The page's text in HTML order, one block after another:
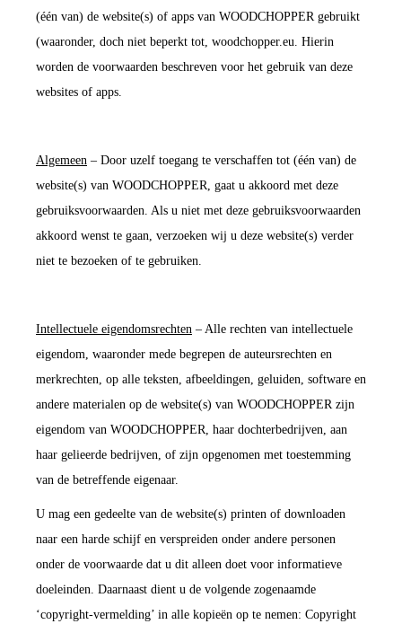
(één van) de website(s) of apps van WOODCHOPPER gebruikt
(waaronder, doch niet beperkt tot, woodchopper.eu. Hierin
worden de voorwaarden beschreven voor het gebruik van deze
websites of apps.
Algemeen – Door uzelf toegang te verschaffen tot (één van) de
website(s) van WOODCHOPPER, gaat u akkoord met deze
gebruiksvoorwaarden. Als u niet met deze gebruiksvoorwaarden
akkoord wenst te gaan, verzoeken wij u deze website(s) verder
niet te bezoeken of te gebruiken.
Intellectuele eigendomsrechten – Alle rechten van intellectuele
eigendom, waaronder mede begrepen de auteursrechten en
merkrechten, op alle teksten, afbeeldingen, geluiden, software en
andere materialen op de website(s) van WOODCHOPPER zijn
eigendom van WOODCHOPPER, haar dochterbedrijven, aan
haar gelieerde bedrijven, of zijn opgenomen met toestemming
van de betreffende eigenaar.
U mag een gedeelte van de website(s) printen of downloaden
naar een harde schijf en verspreiden onder andere personen
onder de voorwaarde dat u dit alleen doet voor informatieve
doeleinden. Daarnaast dient u de volgende zogenaamde
‘copyright-vermelding’ in alle kopieën op te nemen: Copyright